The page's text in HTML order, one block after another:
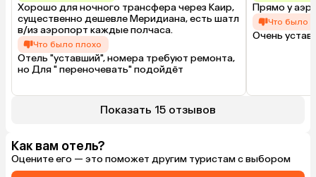
Хорошо для ночного трансфера через Каир,
существенно дешевле Меридиана, есть шатл
в/из аэропорт каждые полчаса.
Что было плохо
Отель "уставший", номера требуют ремонта,
но Для " переночевать" подойдёт
Прямо у
Что было
Очень
Показать 15 отзывов
Как вам отель?
Оцените его — это поможет другим туристам с выбором